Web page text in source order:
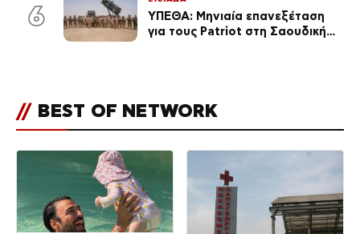
καθεμία…» (Βίντεο)
6
ΥΠΕΘΑ: Μηνιαία επανεξέταση
για τους Patriot στη Σαουδική
// BEST OF NETWORK